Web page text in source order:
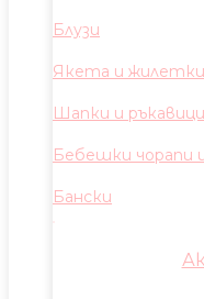
Блузи
Якета и жилетки
Шапки и ръкавици
Бебешки чорапи
Бански